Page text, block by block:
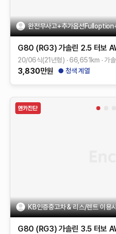
완전무사고+추가옵션Fulloption+비
G80 (RG3) 가솔린 2.5 터보
20/06식(21년형) 66,651 km 가
3,830만원 청색 계열
KB인증중고차 & 리스/렌트 이용
G80 (RG3) 가솔린 3.5 터보